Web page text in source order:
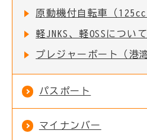
軽JNKS、軽OSSについて
パスポート
マイナンバー